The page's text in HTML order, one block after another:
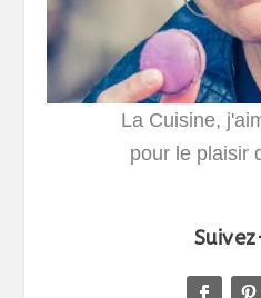
La Cuisine,
pour le plaisir